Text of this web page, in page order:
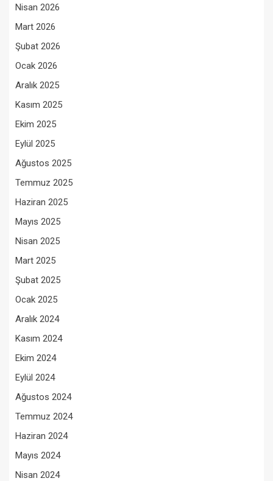
Nisan 2026
Mart 2026
Şubat 2026
Ocak 2026
Aralık 2025
Kasım 2025
Ekim 2025
Eylül 2025
Ağustos 2025
Temmuz 2025
Haziran 2025
Mayıs 2025
Nisan 2025
Mart 2025
Şubat 2025
Ocak 2025
Aralık 2024
Kasım 2024
Ekim 2024
Eylül 2024
Ağustos 2024
Temmuz 2024
Haziran 2024
Mayıs 2024
Nisan 2024